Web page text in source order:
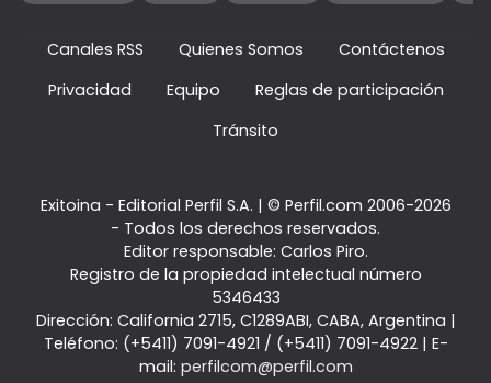
Canales RSS Quienes Somos
Contáctenos
Privacidad
Equipo
Reglas de participación
Tránsito
Exitoina - Editorial Perfil S.A. | © Perfil.com 2006-2026
- Todos los derechos reservados.
Editor responsable: Carlos Piro.
Registro de la propiedad intelectual número
5346433
Dirección: California 2715, C1289ABI, CABA, Argentina |
Teléfono: (+5411) 7091-4921 / (+5411) 7091-4922| E-
mail: perfilcom@perfil.com